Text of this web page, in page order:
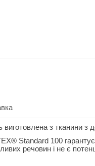
з тканини з
Standard 100
речовин і не є